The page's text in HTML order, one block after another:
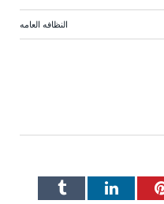
النظافه العامه
Pinterest
LinkedIn
Tumblr